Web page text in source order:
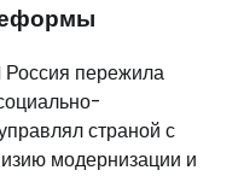
пережила
страной с
модернизации и